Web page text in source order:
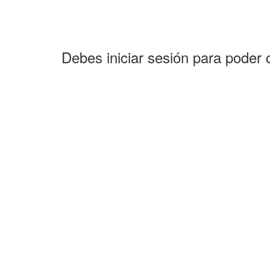
Debes iniciar sesión para poder